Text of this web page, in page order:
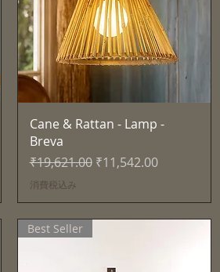
クイックビュー
Cane & Rattan - Lamp -
Breva
通常価格
₹19,621.00 セール価格
₹11,542.00
消費税込み
Best Seller